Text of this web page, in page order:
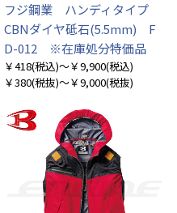
フジ鋼業 ハンディタイプ
CBNダイヤ砥石(5.5mm) F
D-012 ※在庫処分特価品
￥418(税込)～￥9,900(税込)
￥380(税抜)～￥9,000(税抜)